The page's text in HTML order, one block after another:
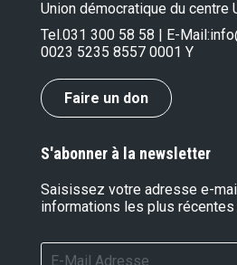
Union démocratique du centre
Tel.031 300 58 58 | E-Mail:
0023 5235 8557 0001 Y
Faire un don
S'abonner à la newsletter
Saisissez votre adresse e-
informations les plus récentes